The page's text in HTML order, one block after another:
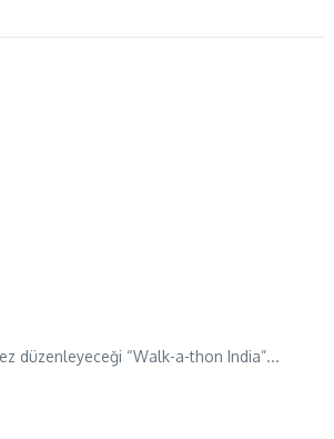
düzenleyeceği “Walk-a-thon India”...